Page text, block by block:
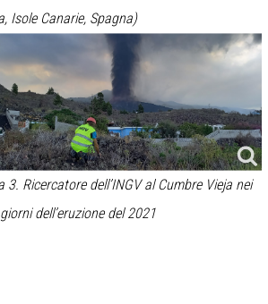
Isole Canarie, Spagna)
3. Ricercatore dell’INGV al Cumbre Vieja nei
dell’eruzione del 2021